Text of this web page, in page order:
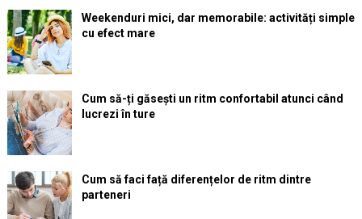
Weekenduri mici, dar memorabile: activități simple
cu efect mare
Cum să-ți găsești un ritm confortabil atunci când
lucrezi în ture
Cum să faci față diferențelor de ritm dintre
parteneri